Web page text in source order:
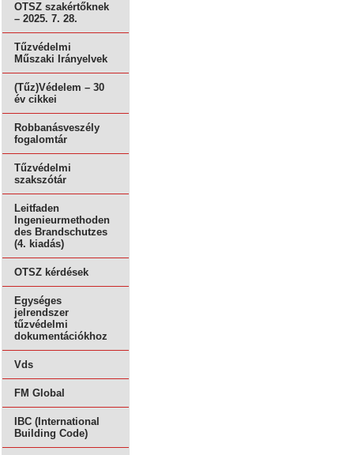
OTSZ szakértőknek
– 2025. 7. 28.
Tűzvédelmi
Műszaki Irányelvek
(Tűz)Védelem – 30
év cikkei
Robbanásveszély
fogalomtár
Tűzvédelmi
szakszótár
Leitfaden
Ingenieurmethoden
des Brandschutzes
(4. kiadás)
OTSZ kérdések
Egységes
jelrendszer
tűzvédelmi
dokumentációkhoz
Vds
FM Global
IBC (International
Building Code)